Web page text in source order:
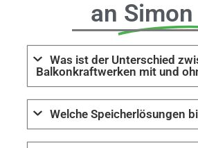
an Simon
Was ist der Unterschied
Balkonkraftwerken mit und
Welche Speicherlösungen